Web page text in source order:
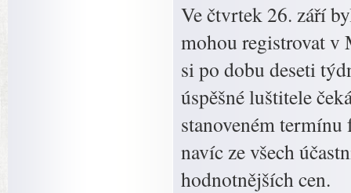
Ve čtvrtek 26. září
mohou registrovat v
si po dobu deseti
úspěšné luštitele
stanoveném
navíc ze všech
hodnotnějších cen.